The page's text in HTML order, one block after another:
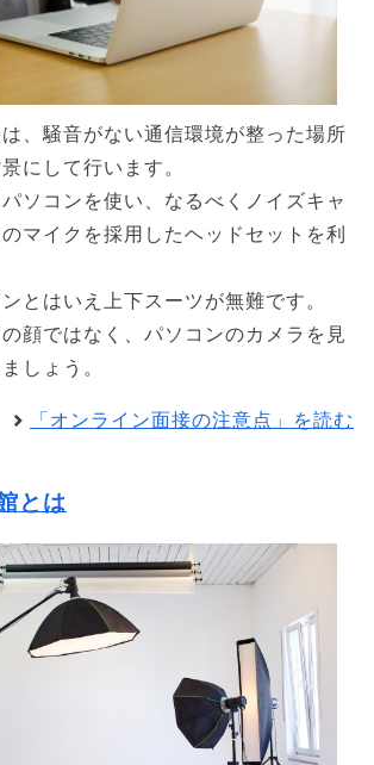
、騒音がない通信環境が整った場所
にして行います。
ソコンを使い、なるべくノイズキャ
マイクを採用したヘッドセットを利
とはいえ上下スーツが無難です。
顔ではなく、パソコンのカメラを見
しょう。
「オンライン面接の注意点」を読む
とは